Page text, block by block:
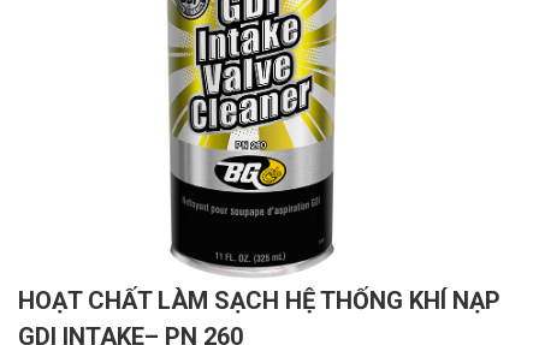
HOẠT CHẤT LÀM SẠCH HỆ THỐNG KHÍ NẠP
GDI INTAKE– PN 260